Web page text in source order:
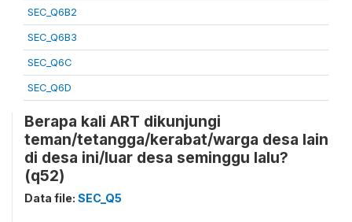
SEC_Q6B2
SEC_Q6B3
SEC_Q6C
SEC_Q6D
Berapa kali ART dikunjungi
teman/tetangga/kerabat/warga desa lain
di desa ini/luar desa seminggu lalu?
(q52)
Data file: SEC_Q5